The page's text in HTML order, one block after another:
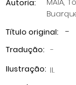
Autoria:
Título original:
-
Tradução: -
Ilustração: II.